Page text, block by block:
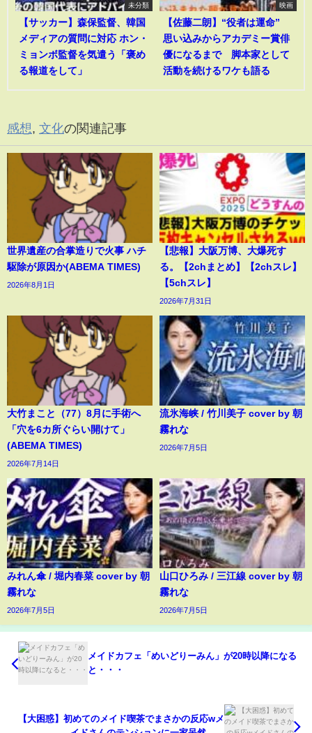
未分類
【サッカー】森保監督、韓国
メディアの質問に対応 ホン・
ミョンボ監督を気遣う「褒め
る報道をして」
映画
【佐藤二朗】“役者は運命”
思い込みからアカデミー賞俳
優になるまで 脚本家として
活動を続けるワケも語る
感想, 文化の関連記事
世界遺産の合掌造りで火事 ハチ
駆除が原因か(ABEMA TIMES)
2026年8月1日
【悲報】大阪万博、大爆死す
る。【2chまとめ】【2chスレ】
【5chスレ】
2026年7月31日
大竹まこと（77）8月に手術へ
「穴を6カ所ぐらい開けて」
(ABEMA TIMES)
2026年7月14日
流氷海峡 / 竹川美子 cover by 朝
霧れな
2026年7月5日
みれん傘 / 堀内春菜 cover by 朝
霧れな
2026年7月5日
山口ひろみ / 三江線 cover by 朝
霧れな
2026年7月5日
メイドカフェ「めいどりーみん」が20時以降になる
と・・・
【大困惑】初めてのメイド喫茶でまさかの反応wメ